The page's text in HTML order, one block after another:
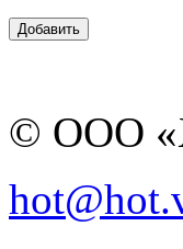
© ООО